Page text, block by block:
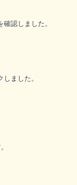
認しました。
ました。